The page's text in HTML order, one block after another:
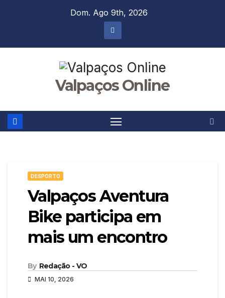
Dom. Ago 9th, 2026
Valpaços Online
DESPORTO
Valpaços Aventura
Bike participa em
mais um encontro
By Redação - VO
MAI 10, 2026